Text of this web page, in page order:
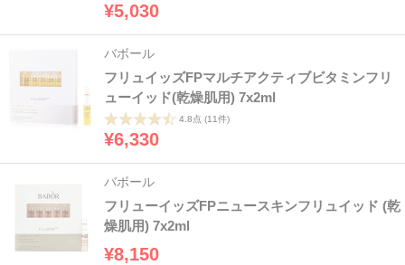
¥5,030
バボール
フリュイッズFPマルチアクティブビタミンフリ
ューイッド(乾燥肌用) 7x2ml
4.8点 (11件)
¥6,330
バボール
フリューイッズFPニュースキンフリュイッド (乾
燥肌用) 7x2ml
¥8,150